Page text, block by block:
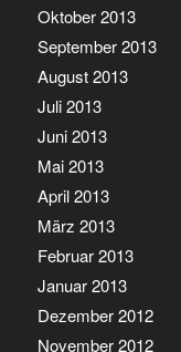
Oktober 2013
September 2013
August 2013
Juli 2013
Juni 2013
Mai 2013
April 2013
März 2013
Februar 2013
Januar 2013
Dezember 2012
November 2012